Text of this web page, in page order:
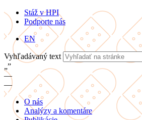
Stáž v HPI
Podporte nás
EN
Vyhľadávaný text
„”
—
—
O nás
Analýzy a komentáre